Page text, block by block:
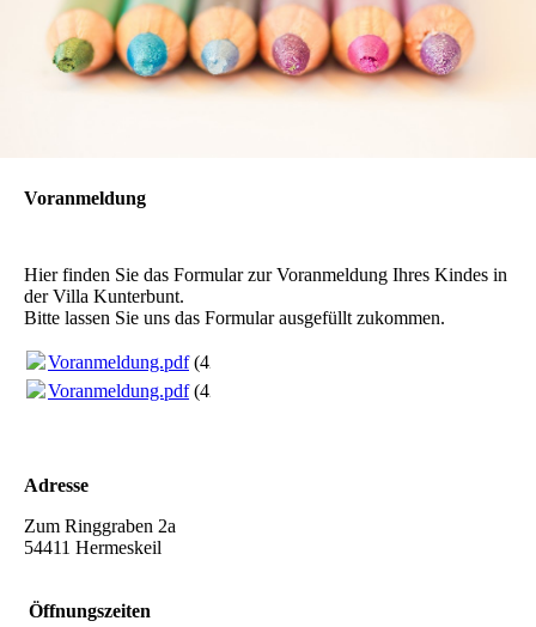
Voranmeldung
Hier finden Sie das Formular zur Voranmeldung Ihres Kindes in
der Villa Kunterbunt.
Bitte lassen Sie uns das Formular ausgefüllt zukommen.
Voranmeldung.pdf(42.89KB)
Voranmeldung.pdf(42.89KB)
Adresse
Zum Ringgraben 2a
54411 Hermeskeil
Öffnungszeiten